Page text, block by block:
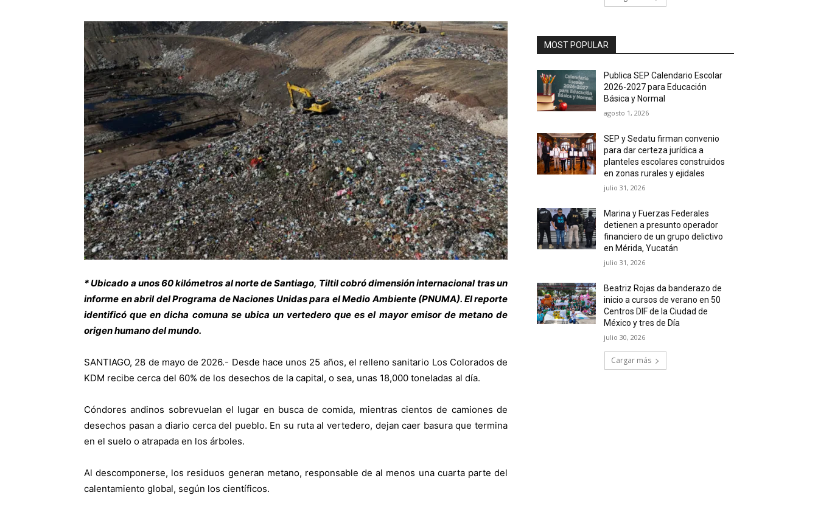
* Ubicado a unos 60 kilómetros al norte de Santiago, Tiltil cobró dimensión internacional tras un
informe en abril del Programa de Naciones Unidas para el Medio Ambiente (PNUMA). El reporte
identificó que en dicha comuna se ubica un vertedero que es el mayor emisor de metano de
origen humano del mundo.
SANTIAGO, 28 de mayo de 2026.- Desde hace unos 25 años, el relleno sanitario Los Colorados de
KDM recibe cerca del 60% de los desechos de la capital, o sea, unas 18,000 toneladas al día.
Cóndores andinos sobrevuelan el lugar en busca de comida, mientras cientos de camiones de
desechos pasan a diario cerca del pueblo. En su ruta al vertedero, dejan caer basura que termina
en el suelo o atrapada en los árboles.
Al descomponerse, los residuos generan metano, responsable de al menos una cuarta parte del
calentamiento global, según los científicos.
MOST POPULAR
Publica SEP Calendario Escolar
2026-2027 para Educación
Básica y Normal
agosto 1, 2026
SEP y Sedatu firman convenio
para dar certeza jurídica a
planteles escolares construidos
en zonas rurales y ejidales
julio 31, 2026
Marina y Fuerzas Federales
detienen a presunto operador
financiero de un grupo delictivo
en Mérida, Yucatán
julio 31, 2026
Beatriz Rojas da banderazo de
inicio a cursos de verano en 50
Centros DIF de la Ciudad de
México y tres de Día
julio 30, 2026
Cargar más